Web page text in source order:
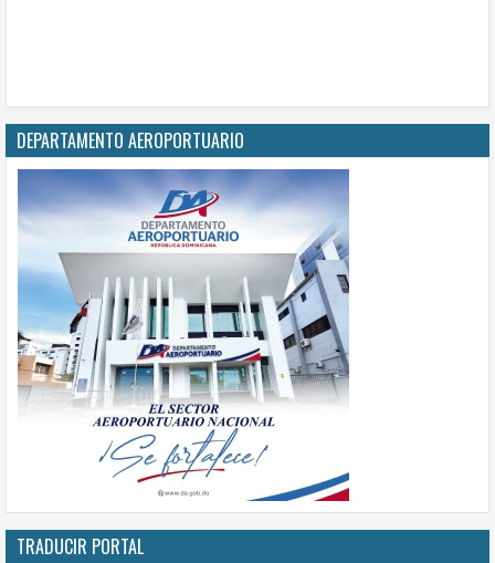
DEPARTAMENTO AEROPORTUARIO
TRADUCIR PORTAL